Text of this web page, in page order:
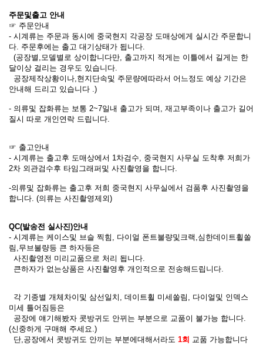
주문및출고 안내
☞ 주문안내
- 시계류는 주문과 동시에 중국현지 각공장 도매상에게 실시간 주문합니
다. 주문후에는 출고 대기상태가 됩니다.
(공장별,모델별로 상이합니다만, 출고까지 적게는 이틀에서 길게는 한
달이상 걸리는 경우도 있습니다.
공장제작상황이나,현지단속및 주문량에따라서 어느정도 예상 기간은
안내해 드리고 있습니다 .)
- 의류및 잡화류는 보통 2~7일내 출고가 되며, 재고부족이나 출고가 길어
질시 따로 개인연락 드립니다.
☞ 출고안내
- 시계류는 출고후 도매상에서 1차검수, 중국현지 사무실 도착후 저희가
2차 외관검수후 타임그래퍼및 사진촬영을 합니다.
-의류및 잡화류는 출고후 저희 중국현지 사무실에서 검품후 사진촬영을
합니다. (의류는 사진촬영제외)
QC(발송전 실사진)안내
- 시계류는 케이스및 브슬 찍힘, 다이얼 폰트불량및크랙,심한데이트휠쏠
림,무브불량등 큰 하자등은
사진촬영전 미리교품으로 처리 됩니다.
큰하자가 없는상품은 사진촬영후 개인적으로 전송해드립니다.
각 기종별 개체차이및 삼선일치, 데이트휠 미세쏠림, 다이얼및 인덱스
미세 틀어짐등은
공장에 얘기해봤자 콧방귀도 안뀌는 부분으로 교품이 불가능 합니다.
(신중하게 구매해 주세요.)
단,공장에서 콧방귀도 안끼는 부분에대해서라도 1회 교품 가능합니다